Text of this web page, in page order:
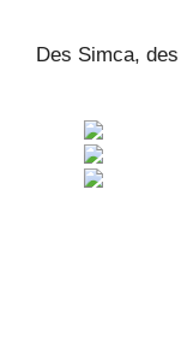
Des Simca,